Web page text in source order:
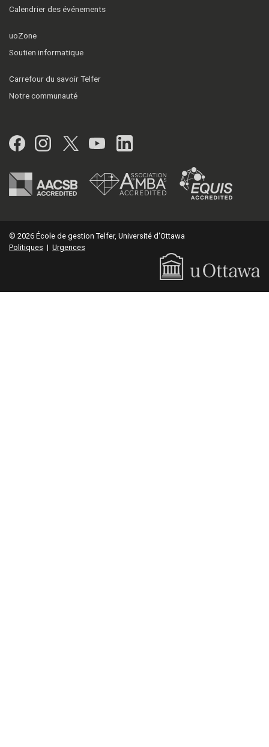
Calendrier des événements
uoZone
Soutien informatique
Carrefour du savoir Telfer
Notre communauté
Facebook
Instagram
Twitter
YouTubeLinkedIn
© 2026 École de gestion Telfer, Université d'Ottawa
Politiques | Urgences